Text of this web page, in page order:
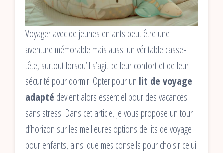
Voyager avec de jeunes enfants peut être une
aventure mémorable mais aussi un véritable casse-
tête, surtout lorsqu’il s’agit de leur confort et de leur
sécurité pour dormir. Opter pour un lit de voyage
adapté devient alors essentiel pour des vacances
sans stress. Dans cet article, je vous propose un tour
d’horizon sur les meilleures options de lits de voyage
pour enfants, ainsi que mes conseils pour choisir celui